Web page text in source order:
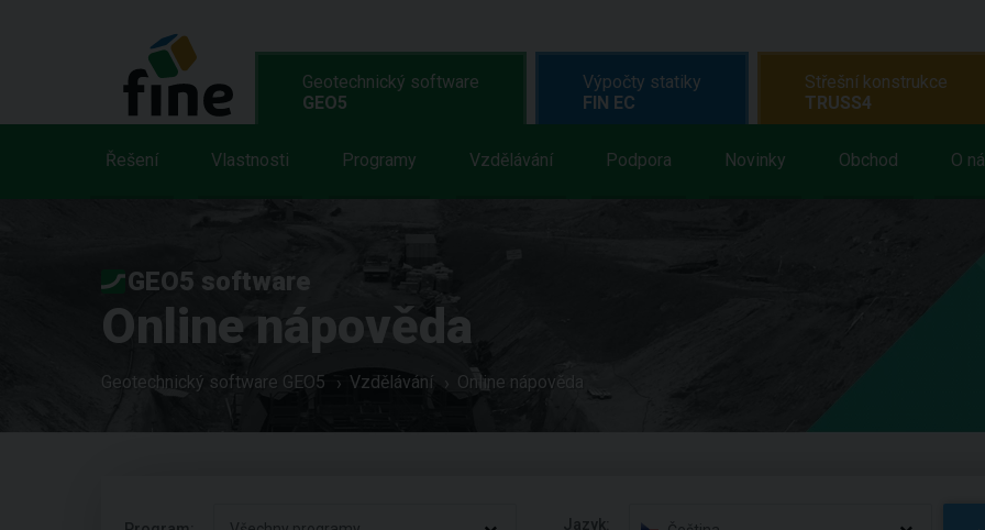
Geotechnický software
GEO5
Řešení Vlastnosti Programy Vzdělávání Podpora Novinky Obchod O
Výpočty statiky
FIN EC
Střešní konstrukce
TRUSS4
GEO5 software
Online nápověda
Geotechnický software GEO5 Vzdělávání Online nápověda
Jazyk: